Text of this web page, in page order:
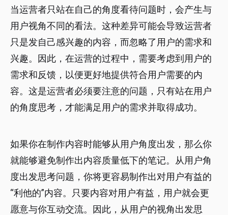
当运营者只站在自己的角度看待问题时，会产生与
用户视角不同的看法。这种差异可能会导致运营者
只是发自己感兴趣的内容，而忽略了用户的需求和
兴趣。因此，在运营的过程中，需要考虑到用户的
需求和反馈，以便更好地提供符合用户需要的内
容。这是运营者必须要注意的问题，只有站在用户
的角度思考，才能满足用户的需求并取得成功。
如果你在制作内容时能够从用户角度出发，那么你
就能够避免制作出内容质量低下的笔记。从用户角
度出发思考问题，你将更容易制作出对用户有益的
“利他的”内容。只要内容对用户有益，用户就会更
愿意与你互动交流。因此，从用户的视角出发思